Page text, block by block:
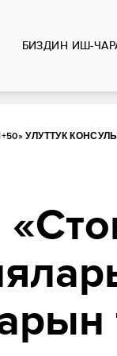
БИЗДИН ИШ-
УЛУТТУК